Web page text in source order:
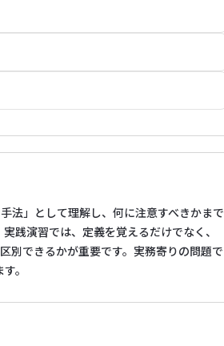
法」として理解し、何に注意すべきかまで
践演習では、定義を覚えるだけでなく、
別できるかが重要です。実務寄りの問題で
。